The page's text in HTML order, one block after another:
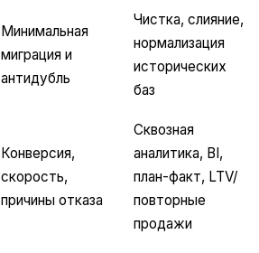
Минимальная
миграция и
антидубль
Чистка, слияние,
нормализация
исторических
баз
Конверсия,
скорость,
причины отказа
Сквозная
аналитика, BI,
план-факт, LTV/
повторные
продажи